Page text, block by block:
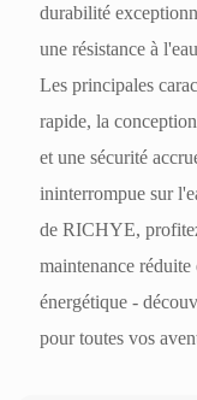
durabilité
une résistance à
Les principales
rapide, la
et une sécurité
ininterrompue sur
de RICHYE,
maintenance
énergétique -
pour toutes vos